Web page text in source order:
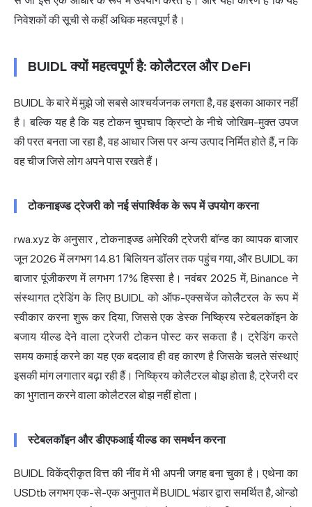
निवेशकों की सूची से कहीं अधिक महत्वपूर्ण है।
BUIDL क्यों महत्वपूर्ण है: कोलैटरल और DeFi
BUIDL के बारे में मुझे जो सबसे आश्चर्यजनक लगता है, वह इसका आकार नहीं
है। बल्कि यह है कि यह टोकन चुपचाप क्रिप्टो के नीचे जोखिम-मुक्त उपज
की परत बनता जा रहा है, वह आधार जिस पर अन्य उत्पाद निर्मित होते हैं, न कि
वह चीज जिसे लोग अपने पास रखते हैं।
टोकनाइज्ड ट्रेजरी को नई संपार्श्विक के रूप में उपयोग करना
rwa.xyz के अनुसार , टोकनाइज्ड अमेरिकी ट्रेजरी बॉन्ड का व्यापक बाजार
जून 2026 में लगभग 14.81 बिलियन डॉलर तक पहुंच गया, और BUIDL का
बाजार पूंजीकरण में लगभग 17% हिस्सा है। नवंबर 2025 में, Binance ने
संस्थागत ट्रेडिंग के लिए BUIDL को ऑफ-एक्सचेंज कोलैटरल के रूप में
स्वीकार करना शुरू कर दिया, जिससे एक डेस्क निष्क्रिय स्टेबलकॉइन के
बजाय यील्ड देने वाला ट्रेजरी टोकन पोस्ट कर सकता है। ट्रेडिंग करते
समय कमाई करने का यह एक बदलाव ही वह कारण है जिसके चलते संस्थाएं
इसकी मांग लगातार बढ़ा रही हैं। निष्क्रिय कोलैटरल बोझ होता है; ट्रेजरी दर
का भुगतान करने वाला कोलैटरल बोझ नहीं होता।
स्टेबलकॉइन और डीएफआई यील्ड का समर्थन करना
BUIDL विकेंद्रीकृत वित्त की नींव में भी अपनी जगह बना चुका है। एथेना का
USDtb लगभग एक-से-एक अनुपात में BUIDL भंडार द्वारा समर्थित है, ओन्डो